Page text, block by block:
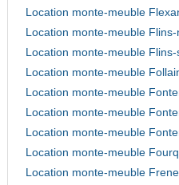
Location monte-meuble
Location monte-meuble
Location monte-meuble
Location monte-meuble
Location monte-meuble
Location monte-meuble
Location monte-meuble
Location monte-meuble
Location monte-meuble